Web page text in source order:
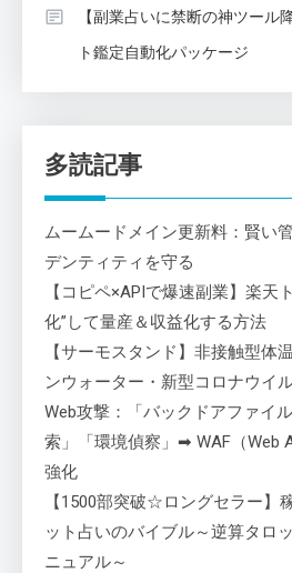
【副業占いに禁断の神ツール
ト鑑定自動化パッケージ
多読記事
ムームードメイン更新料：賢い
デンティティを守る
【コピペ×APIで爆速副業】楽天
化”して量産＆収益化する方法
【サーモスタンド】非接触型体
ンウォーター・新型コロナウイ
Web攻撃：「バックドアファイ
索」「環境偵察」➡ WAF（Web
強化
【1500部突破☆ロングセラー】
ット占いのバイブル～逆算タロ
ニュアル～